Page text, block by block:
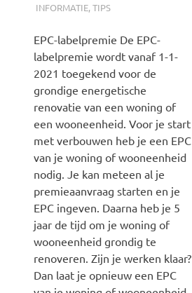
07/01/2021
AUTH-POSTS
INFORMATIE,TIPS
EPC-labelpremie De EPC-
labelpremie wordt vanaf 1-1-
2021 toegekend voor de
grondige energetische
renovatie van een woning of
een wooneenheid. Voor je start
met verbouwen heb je een EPC
van je woning of wooneenheid
nodig. Je kan meteen al je
premieaanvraag starten en je
EPC ingeven. Daarna heb je 5
jaar de tijd om je woning of
wooneenheid grondig te
renoveren. Zijn je werken klaar?
Dan laat je opnieuw een EPC